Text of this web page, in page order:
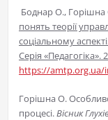
Боднар О., Горішна
понять теорії
соціальному
Серія «Педагогіка».
https://amtp.org.ua/
Горішна О.
процесі.Вісник